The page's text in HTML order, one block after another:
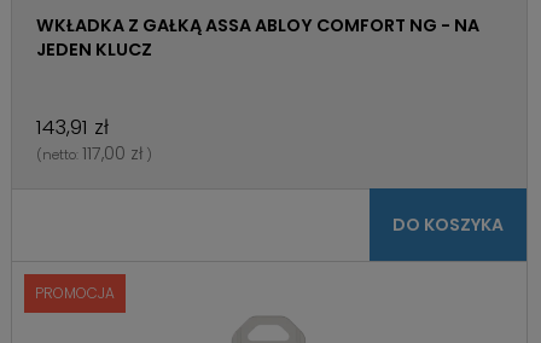
WKŁADKA Z GAŁKĄ ASSA ABLOY COMFORT NG - NA
JEDEN KLUCZ
143,91 zł
(netto: 117,00 zł )
DO KOSZYKA
PROMOCJA